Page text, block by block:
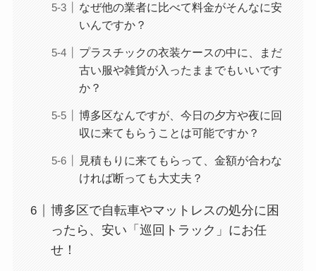
なぜ他の業者に比べて料金がそんなに安
いんですか？
プラスチックの衣装ケースの中に、まだ
古い服や雑貨が入ったままでもいいです
か？
博多区なんですが、今日の夕方や夜に回
収に来てもらうことは可能ですか？
見積もりに来てもらって、金額が合わな
ければ断っても大丈夫？
博多区で自転車やマットレスの処分に困
ったら、安い「巡回トラック」にお任
せ！